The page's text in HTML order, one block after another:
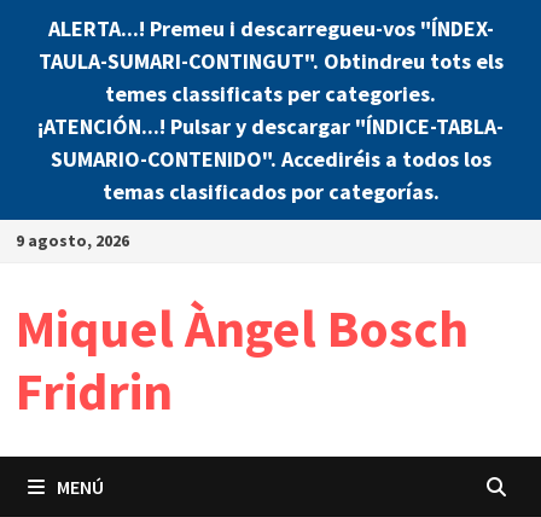
ALERTA...! Premeu i descarregueu-vos "ÍNDEX-
TAULA-SUMARI-CONTINGUT". Obtindreu tots els
temes classificats per categories.
¡ATENCIÓN...! Pulsar y descargar "ÍNDICE-TABLA-
SUMARIO-CONTENIDO". Accediréis a todos los
temas clasificados por categorías.
Saltar
9 agosto, 2026
Miquel Àngel Bosch
Fridrin
MENÚ